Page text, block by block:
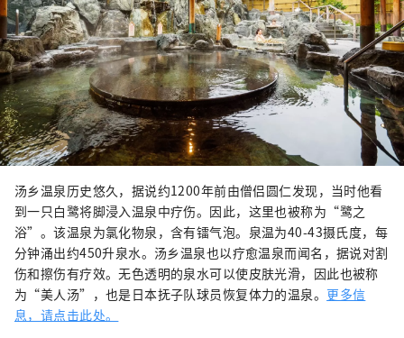
汤乡温泉历史悠久，据说约1200年前由僧侣圆仁发现，当时他看
到一只白鹭将脚浸入温泉中疗伤。因此，这里也被称为“鹭之
浴”。该温泉为氯化物泉，含有镭气泡。泉温为40-43摄氏度，每
分钟涌出约450升泉水。汤乡温泉也以疗愈温泉而闻名，据说对割
伤和擦伤有疗效。无色透明的泉水可以使皮肤光滑，因此也被称
为“美人汤”，也是日本抚子队球员恢复体力的温泉。 更多信
息，请点击此处。